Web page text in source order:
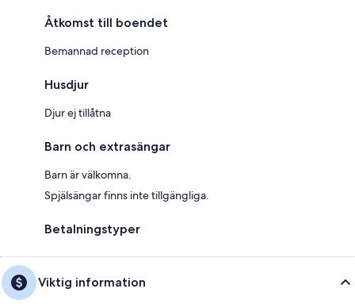
Åtkomst till boendet
Bemannad reception
Husdjur
Djur ej tillåtna
Barn och extrasängar
Barn är välkomna.
Spjälsängar finns inte tillgängliga.
Betalningstyper
Viktig information